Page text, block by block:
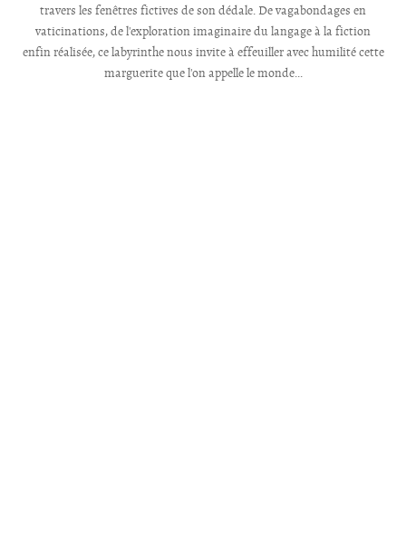
travers les fenêtres fictives de son dédale. De vagabondages en
vaticinations, de l'exploration imaginaire du langage à la fiction
enfin réalisée, ce labyrinthe nous invite à effeuiller avec humilité cette
marguerite que l'on appelle le monde...